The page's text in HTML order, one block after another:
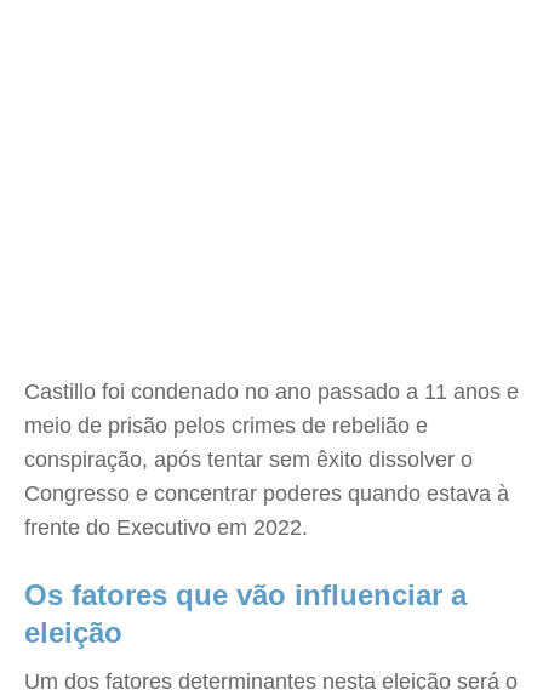
Castillo foi condenado no ano passado a 11 anos e
meio de prisão pelos crimes de rebelião e
conspiração, após tentar sem êxito dissolver o
Congresso e concentrar poderes quando estava à
frente do Executivo em 2022.
Os fatores que vão influenciar a
eleição
Um dos fatores determinantes nesta eleição será o